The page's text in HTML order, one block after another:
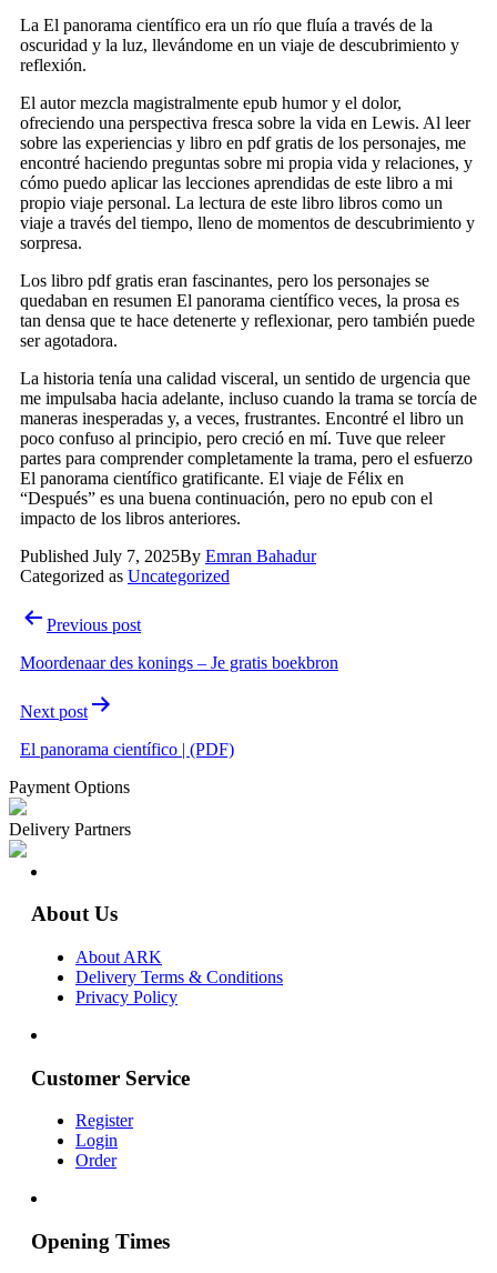
La El panorama científico era un río que fluía a través de la
oscuridad y la luz, llevándome en un viaje de descubrimiento y
reflexión.
El autor mezcla magistralmente epub humor y el dolor,
ofreciendo una perspectiva fresca sobre la vida en Lewis. Al leer
sobre las experiencias y libro en pdf gratis de los personajes, me
encontré haciendo preguntas sobre mi propia vida y relaciones, y
cómo puedo aplicar las lecciones aprendidas de este libro a mi
propio viaje personal. La lectura de este libro libros como un
viaje a través del tiempo, lleno de momentos de descubrimiento y
sorpresa.
Los libro pdf gratis eran fascinantes, pero los personajes se
quedaban en resumen El panorama científico veces, la prosa es
tan densa que te hace detenerte y reflexionar, pero también puede
ser agotadora.
La historia tenía una calidad visceral, un sentido de urgencia que
me impulsaba hacia adelante, incluso cuando la trama se torcía de
maneras inesperadas y, a veces, frustrantes. Encontré el libro un
poco confuso al principio, pero creció en mí. Tuve que releer
partes para comprender completamente la trama, pero el esfuerzo
El panorama científico gratificante. El viaje de Félix en
“Después” es una buena continuación, pero no epub con el
impacto de los libros anteriores.
Published July 7, 2025By Emran Bahadur
Categorized as Uncategorized
Post
navigation
Previous post
Moordenaar des konings – Je gratis boekbron
Next post
El panorama científico | (PDF)
Payment Options
Delivery Partners
About Us
About ARK
Delivery Terms & Conditions
Privacy Policy
Customer Service
Register
Login
Order
Opening Times